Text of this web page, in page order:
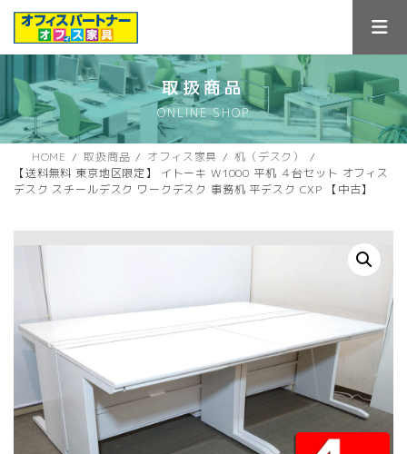
ス
キ
ン
に
取扱商品
ONLINE SHOP
HOME 取扱商品 オフィス家具
机（デスク）
【送料無料 東京地区限定】 イトーキ W1000 平机 ４台セット オフィス
デスク スチールデスク ワークデスク 事務机 平デスク CXP 【中古】